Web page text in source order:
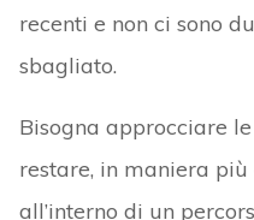
recenti e non ci sono
sbagliato.
Bisogna approcciare
restare, in maniera
all’interno di un